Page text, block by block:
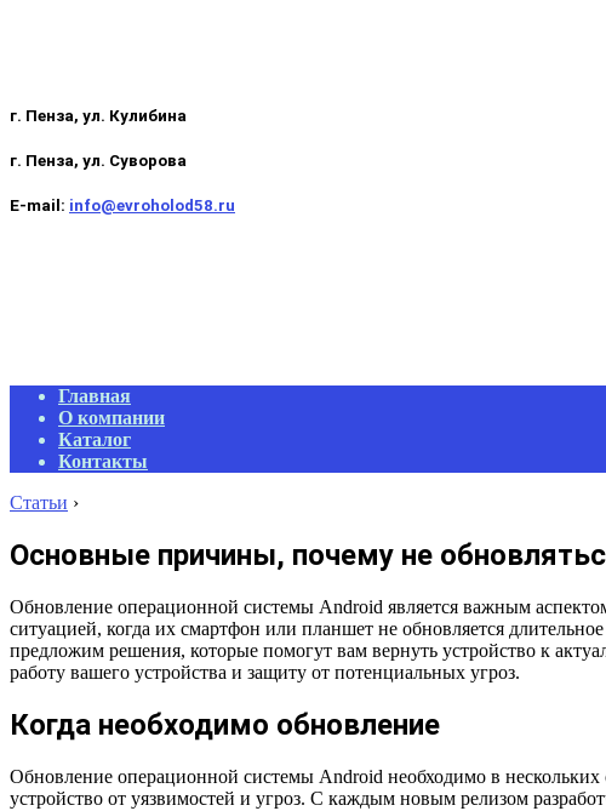
г. Пенза, ул. Кулибина
г. Пенза, ул. Суворова
E-mail: info@evroholod58.ru
Primary
Navigation
Menu
Главная
О компании
Каталог
Контакты
Статьи ›
Основные причины, почему не
Обновление операционной системы Android является важным
ситуацией, когда их смартфон или планшет не обновляется
предложим решения, которые помогут вам вернуть устройство к
работу вашего устройства и защиту от потенциальных угроз.
Когда необходимо обновление
Обновление операционной системы Android необходимо в
устройство от уязвимостей и угроз. С каждым новым релизом